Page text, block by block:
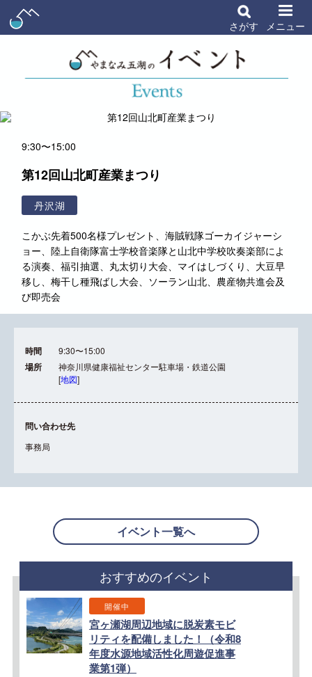
さがす メニュー
9:30〜15:00
第12回山北町産業まつり
丹沢湖
こかぶ先着500名様プレゼント、海賊戦隊ゴーカイジャーシ
ョー、陸上自衛隊富士学校音楽隊と山北中学校吹奏楽部によ
る演奏、福引抽選、丸太切り大会、マイはしづくり、大豆早
移し、梅干し種飛ばし大会、ソーラン山北、農産物共進会及
び即売会
時間 9:30〜15:00
場所
神奈川県健康福祉センター駐車場・鉄道公園
[地図]
問い合わせ先
事務局
イベント一覧へ
おすすめのイベント
開催中
宮ヶ瀬湖周辺地域に脱炭素モビ
リティを配備しました！（令和8
年度水源地域活性化周遊促進事
業第1弾）